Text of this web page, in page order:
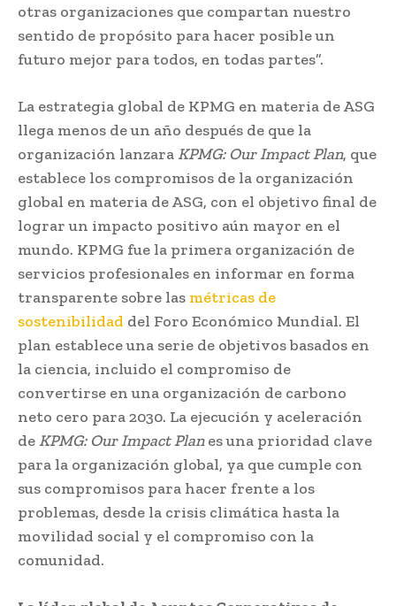
otras organizaciones que compartan nuestro
sentido de propósito para hacer posible un
futuro mejor para todos, en todas partes”.
La estrategia global de KPMG en materia de ASG
llega menos de un año después de que la
organización lanzara KPMG: Our Impact Plan, que
establece los compromisos de la organización
global en materia de ASG, con el objetivo final de
lograr un impacto positivo aún mayor en el
mundo. KPMG fue la primera organización de
servicios profesionales en informar en forma
transparente sobre las métricas de
sostenibilidad del Foro Económico Mundial. El
plan establece una serie de objetivos basados en
la ciencia, incluido el compromiso de
convertirse en una organización de carbono
neto cero para 2030. La ejecución y aceleración
de KPMG: Our Impact Planes una prioridad clave
para la organización global, ya que cumple con
sus compromisos para hacer frente a los
problemas, desde la crisis climática hasta la
movilidad social y el compromiso con la
comunidad.